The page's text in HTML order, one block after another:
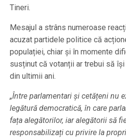
Tineri.
Mesajul a strâns numeroase
acuzat partidele politice că
populației, chiar și în momente
susținut că votanții ar trebui să
din ultimii ani.
„Între parlamentari și cetățeni nu
legătură democratică, în care
fața alegătorilor, iar alegătorii să
responsabilizați cu privire la